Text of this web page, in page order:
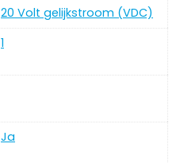
‎20 Volt gelijkstroom (VDC)
‎1
‎Ja